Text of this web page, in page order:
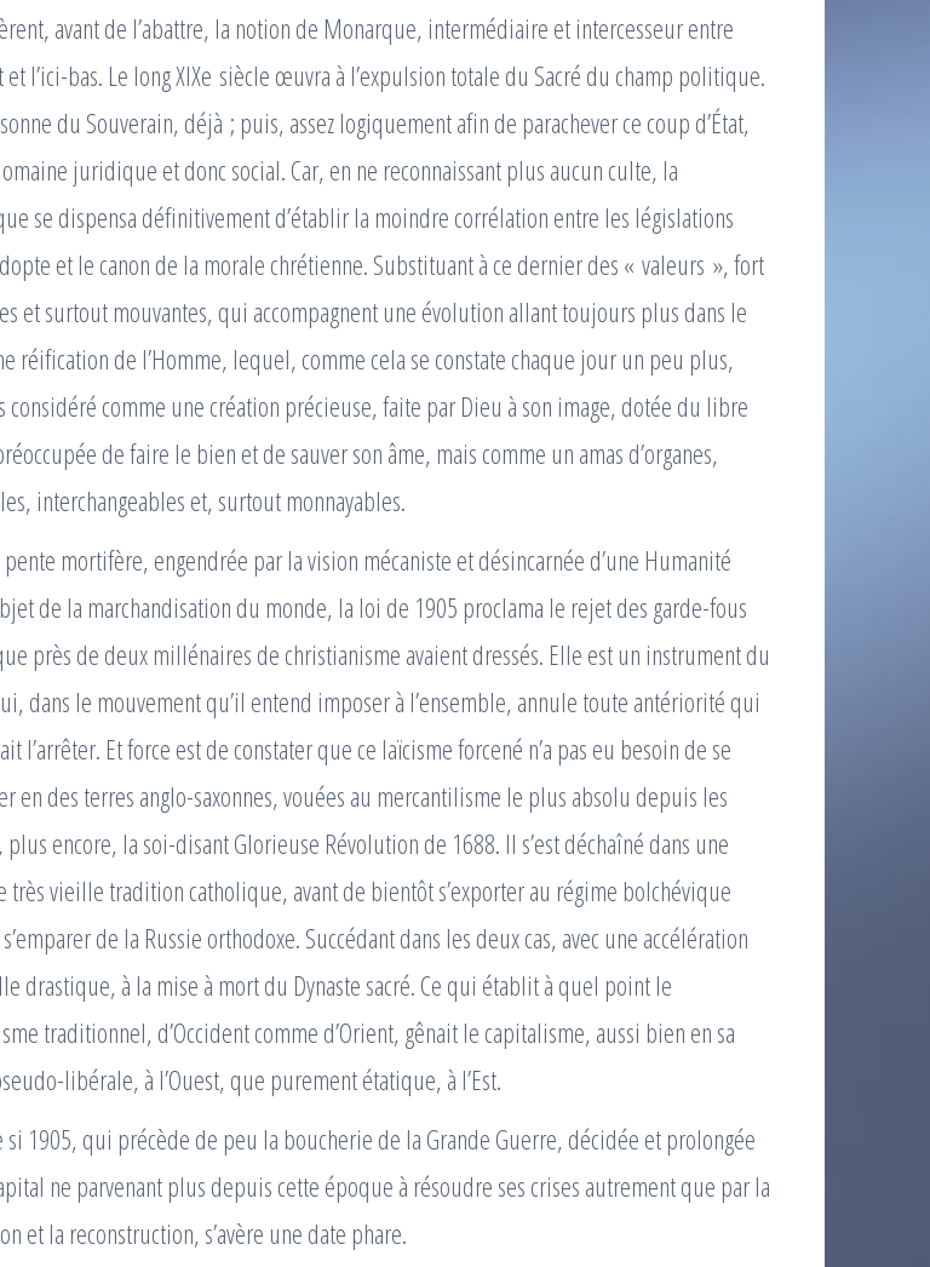
avant de l’abattre, la notion de Monarque, intermédiaire et intercesseur entre
et l’ici-bas. Le long XIXe siècle œuvra à l’expulsion totale du Sacré du champ politique.
du Souverain, déjà ; puis, assez logiquement afin de parachever ce coup d’État,
juridique et donc social. Car, en ne reconnaissant plus aucun culte, la
se dispensa définitivement d’établir la moindre corrélation entre les législations
et le canon de la morale chrétienne. Substituant à ce dernier des « valeurs », fort
et surtout mouvantes, qui accompagnent une évolution allant toujours plus dans le
réification de l’Homme, lequel, comme cela se constate chaque jour un peu plus,
considéré comme une création précieuse, faite par Dieu à son image, dotée du libre
de faire le bien et de sauver son âme, mais comme un amas d’organes,
interchangeables et, surtout monnayables.
mortifère, engendrée par la vision mécaniste et désincarnée d’une Humanité
de la marchandisation du monde, la loi de 1905 proclama le rejet des garde-fous
près de deux millénaires de christianisme avaient dressés. Elle est un instrument du
dans le mouvement qu’il entend imposer à l’ensemble, annule toute antériorité qui
l’arrêter. Et force est de constater que ce laïcisme forcené n’a pas eu besoin de se
en des terres anglo-saxonnes, vouées au mercantilisme le plus absolu depuis les
encore, la soi-disant Glorieuse Révolution de 1688. Il s’est déchaîné dans une
très vieille tradition catholique, avant de bientôt s’exporter au régime bolchévique
de la Russie orthodoxe. Succédant dans les deux cas, avec une accélération
drastique, à la mise à mort du Dynaste sacré. Ce qui établit à quel point le
traditionnel, d’Occident comme d’Orient, gênait le capitalisme, aussi bien en sa
libérale, à l’Ouest, que purement étatique, à l’Est.
si 1905, qui précède de peu la boucherie de la Grande Guerre, décidée et prolongée
ne parvenant plus depuis cette époque à résoudre ses crises autrement que par la
et la reconstruction, s’avère une date phare.